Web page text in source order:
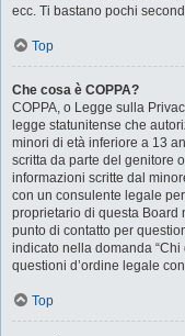
ecc. Ti bastano pochi
Top
Che cosa è COPPA?
COPPA, o Legge sulla
legge statunitense che
minori di età inferiore a 13
scritta da parte del genitore
informazioni scritte dal
con un consulente legale
proprietario di questa Board
punto di contatto per
indicato nella domanda
questioni d’ordine legale
Top